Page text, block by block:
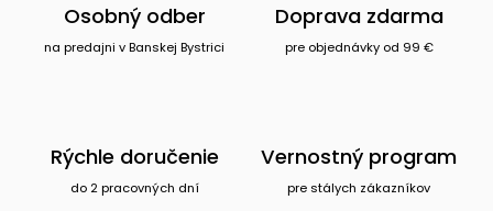
Osobný odber
na predajni v Banskej Bystrici
Doprava zdarma
pre objednávky od 99 €
Rýchle doručenie
do 2 pracovných dní
Vernostný program
pre stálych zákazníkov